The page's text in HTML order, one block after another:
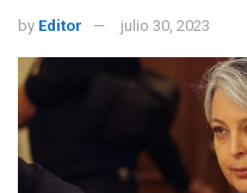
by Editor julio 30, 2023